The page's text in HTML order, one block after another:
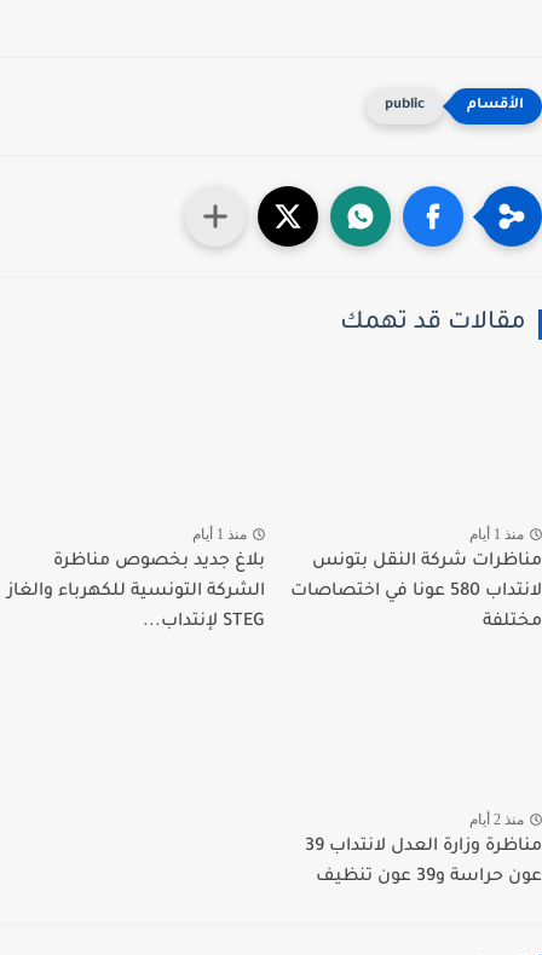
public
قد تهمك
1 أيام
شركة النقل بتونس
لانتداب 580 عونا في اختصاصات
منذ 1 أيام
بلاغ جديد بخصوص مناظرة
الشركة التونسية للكهرباء والغاز
STEG لإنتداب...
2 أيام
مناظرة وزارة العدل لانتداب 39
و39 عون تنظيف